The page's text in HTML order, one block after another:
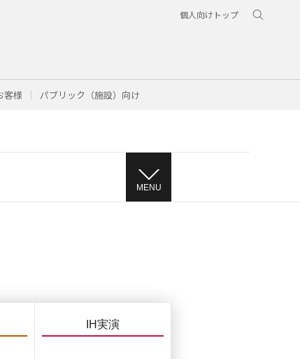
個人向けトップ
客様 パブリック（施設）向け
MENU
IH実演